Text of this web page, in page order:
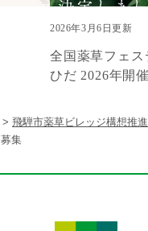
> 飛騨市薬草ビレッジ構想推
募集
2026年3月6日更新
全国薬草フェス
ひだ 2026年開